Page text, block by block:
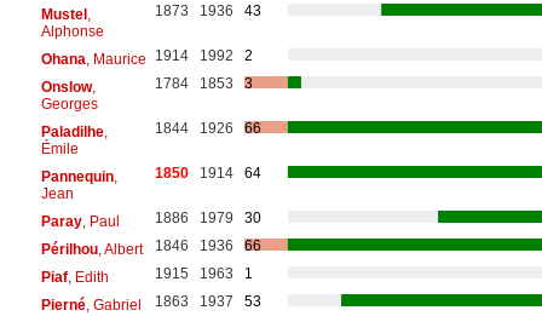
Mustel,
Alphonse
1873 1936 43
Ohana , Maurice 1914 1992
2
Onslow,
Georges
1784 1853 3
Paladilhe,
Émile
1844 1926 66
Pannequin,
Jean
1850 1914 64
Paray, Paul 1886 1979
30
Périlhou, Albert 1846 1936
66
Piaf, Edith 1915 1963
1
Pierné, Gabriel 1863 1937
53